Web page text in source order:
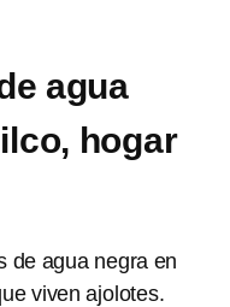
agua
hogar
de agua negra en
viven ajolotes.